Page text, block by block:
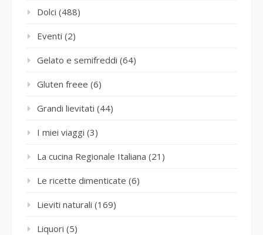
Dolci (488)
Eventi (2)
Gelato e semifreddi (64)
Gluten freee (6)
Grandi lievitati (44)
I miei viaggi (3)
La cucina Regionale Italiana (21)
Le ricette dimenticate (6)
Lieviti naturali (169)
Liquori (5)